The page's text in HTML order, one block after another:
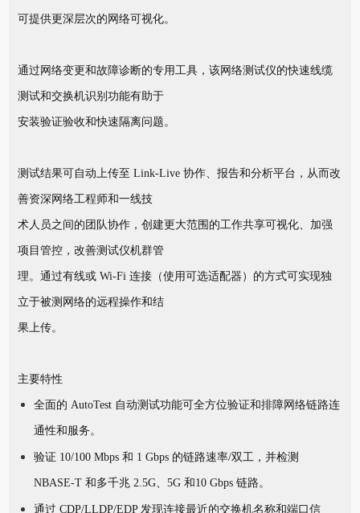
可提供更深层次的网络可视化。
通过网络变更和故障诊断的专用工具，该网络测试仪的快速线缆
测试和交换机识别功能有助于
安装验证验收和快速隔离问题。
测试结果可自动上传至 Link-Live 协作、报告和分析平台，从而改
善资深网络工程师和一线技
术人员之间的团队协作，创建更大范围的工作共享可视化、加强
项目管控，改善测试仪机群管
理。通过有线或 Wi-Fi 连接（使用可选适配器）的方式可实现独
立于被测网络的远程操作和结
果上传。
主要特性
全面的 AutoTest 自动测试功能可全方位验证和排障网络链路连
通性和服务。
验证 10/100 Mbps 和 1 Gbps 的链路速率/双工，并检测
NBASE-T 和多千兆 2.5G、5G 和10 Gbps 链路。
通过 CDP/LLDP/EDP 发现连接最近的交换机名称和端口信